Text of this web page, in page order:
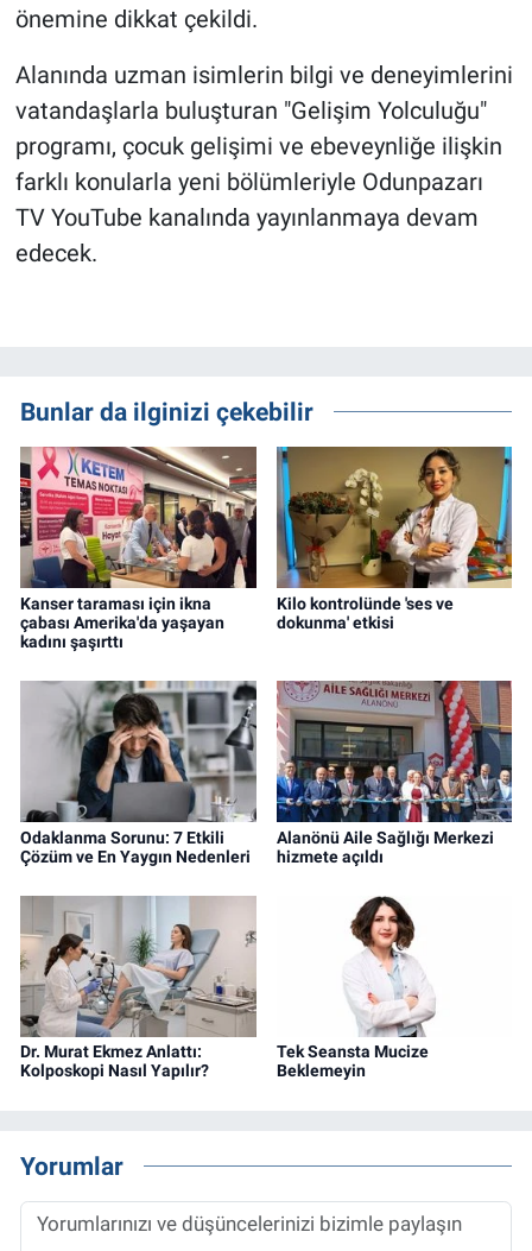
önemine dikkat çekildi.
Alanında uzman isimlerin bilgi ve deneyimlerini
vatandaşlarla buluşturan "Gelişim Yolculuğu"
programı, çocuk gelişimi ve ebeveynliğe ilişkin
farklı konularla yeni bölümleriyle Odunpazarı
TV YouTube kanalında yayınlanmaya devam
edecek.
Bunlar da ilginizi çekebilir
Kanser taraması için ikna
çabası Amerika'da yaşayan
kadını şaşırttı
Kilo kontrolünde 'ses ve
dokunma' etkisi
Odaklanma Sorunu: 7 Etkili
Çözüm ve En Yaygın Nedenleri
Alanönü Aile Sağlığı Merkezi
hizmete açıldı
Dr. Murat Ekmez Anlattı:
Kolposkopi Nasıl Yapılır?
Tek Seansta Mucize
Beklemeyin
Yorumlar